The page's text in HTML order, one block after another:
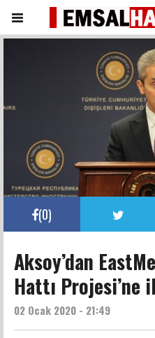
(0)
Aksoy’dan
Hattı Projesi’ne
02 Ocak 2020 - 21:49